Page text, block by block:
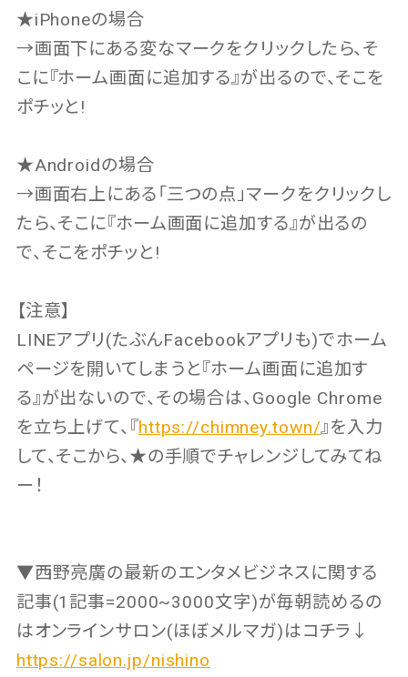
★iPhoneの場合
→画面下にある変なマークをクリックしたら、そ
こに『ホーム画面に追加する』が出るので、そこを
ポチッと!
★Androidの場合
→画面右上にある「三つの点」マークをクリックし
たら、そこに『ホーム画面に追加する』が出るの
で、そこをポチッと!
【注意】
LINEアプリ(たぶんFacebookアプリも)でホーム
ページを開いてしまうと『ホーム画面に追加す
る』が出ないので、その場合は、Google Chrome
を立ち上げて、『https://chimney.town/』を入力
して、そこから、★の手順でチャレンジしてみてね
ー！
▼西野亮廣の最新のエンタメビジネスに関する
記事(1記事=2000~3000文字)が毎朝読めるの
はオンラインサロン(ほぼメルマガ)はコチラ↓
https://salon.jp/nishino